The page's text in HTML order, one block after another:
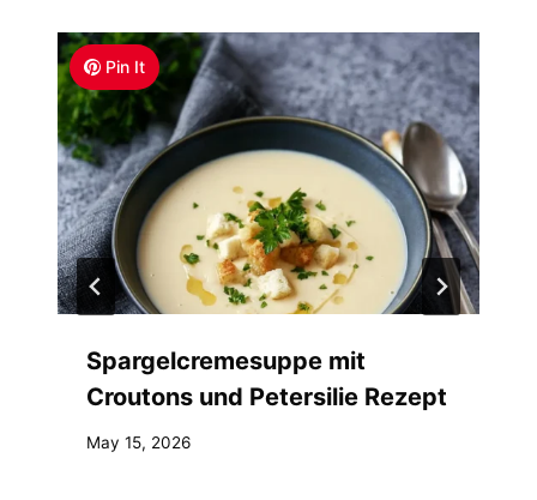
Pin It
Spargelcremesuppe mit
Croutons und Petersilie Rezept
May 15, 2026